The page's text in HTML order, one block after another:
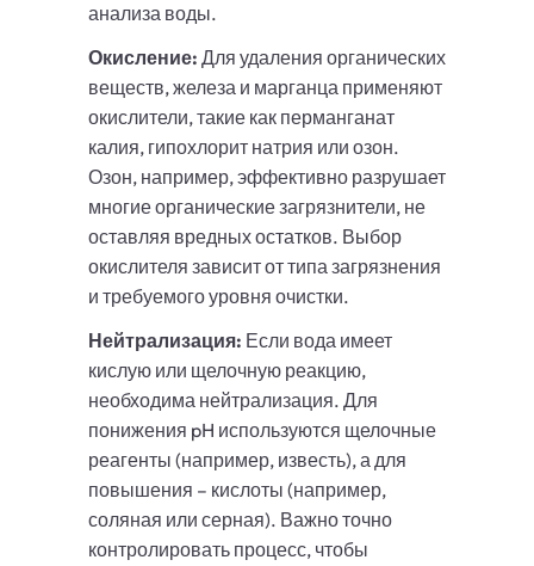
анализа воды.
Окисление: Для удаления органических
веществ, железа и марганца применяют
окислители, такие как перманганат
калия, гипохлорит натрия или озон.
Озон, например, эффективно разрушает
многие органические загрязнители, не
оставляя вредных остатков. Выбор
окислителя зависит от типа загрязнения
и требуемого уровня очистки.
Нейтрализация: Если вода имеет
кислую или щелочную реакцию,
необходима нейтрализация. Для
понижения pH используются щелочные
реагенты (например, известь), а для
повышения – кислоты (например,
соляная или серная). Важно точно
контролировать процесс, чтобы